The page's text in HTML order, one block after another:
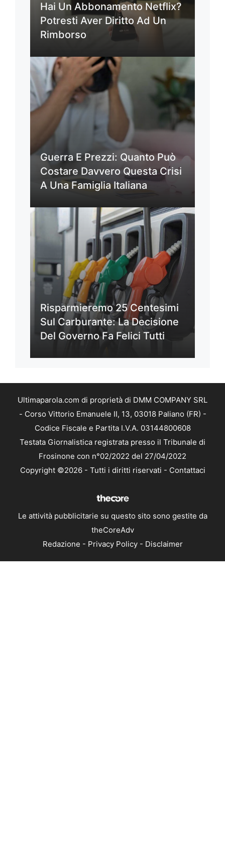
Hai Un Abbonamento Netflix?
Potresti Aver Diritto Ad Un
Rimborso
Guerra E Prezzi: Quanto Può
Costare Davvero Questa Crisi
A Una Famiglia Italiana
Risparmieremo 25 Centesimi
Sul Carburante: La Decisione
Del Governo Fa Felici Tutti
Ultimaparola.com di proprietà di DMM COMPANY SRL
- Corso Vittorio Emanuele II, 13, 03018 Paliano (FR) -
Codice Fiscale e Partita I.V.A. 03144800608
Testata Giornalistica registrata presso il Tribunale di
Frosinone con n°02/2022 del 27/04/2022
Copyright ©2026 - Tutti i diritti riservati - Contattaci
Le attività pubblicitarie su questo sito sono gestite da
theCoreAdv
Redazione - Privacy Policy- Disclaimer